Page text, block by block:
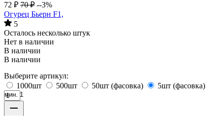
72 ₽ 70 ₽ --3%
Огурец Бьерн F1,
5
Осталось несколько штук
Нет в наличии
В наличии
В наличии
Выберите артикул:
1000шт
500шт 50шт (фасовка) 5шт (фасовка)
мин. 1